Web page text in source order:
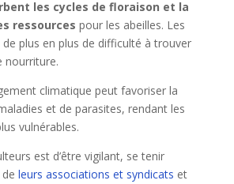
les cycles de floraison et la
ressources pour les abeilles. Les
plus en plus de difficulté à trouver
nourriture.
climatique peut favoriser la
et de parasites, rendant les
vulnérables.
est d’être vigilant, se tenir
leurs associations et syndicats et